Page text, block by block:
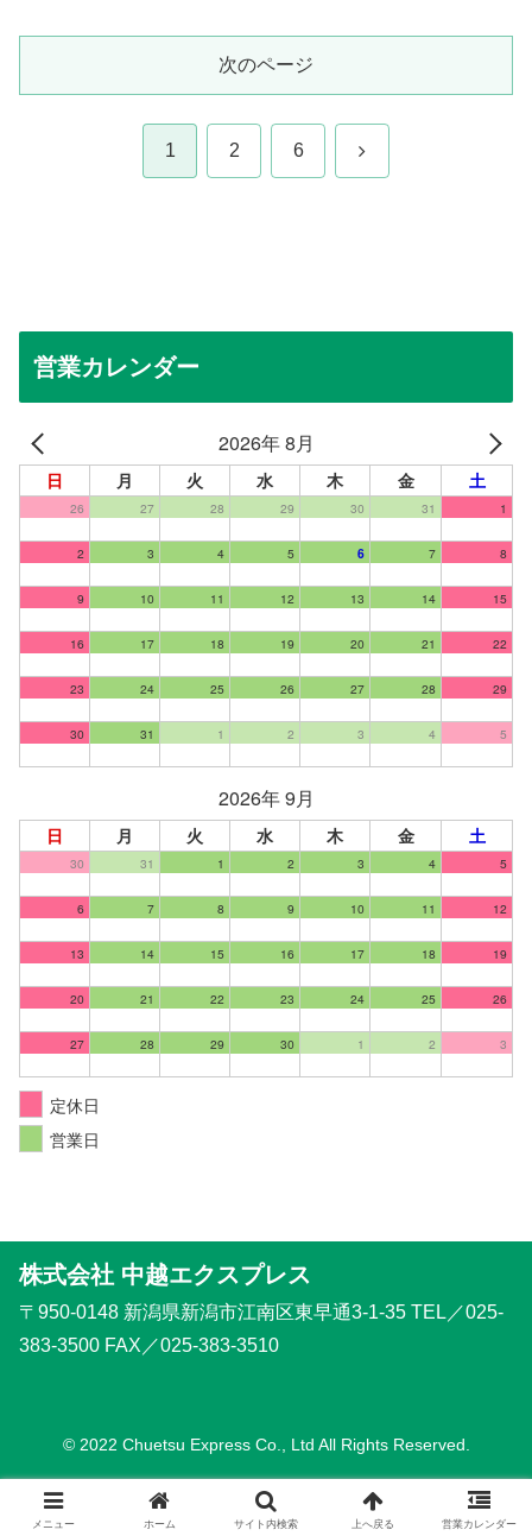
次のページ
1 2 6 次
営業カレンダー
2026年 8月
日 月 火 水 木 金 土
26 27 28 29 30 31 1
2 3 4 5 6 7 8
9 10 11 12 13 14 15
16 17 18 19 20 21 22
23 24 25 26 27 28 29
30 31 1 2 3 4 5
2026年 9月
日 月 火 水 木 金 土
30 31 1 2 3 4 5
6 7 8 9 10 11 12
13 14 15 16 17 18 19
20 21 22 23 24 25 26
27 28 29 30 1 2 3
定休日
営業日
株式会社 中越エクスプレス
〒950-0148 新潟県新潟市江南区東早通3-1-35 TEL／025-
383-3500 FAX／025-383-3510
© 2022 Chuetsu Express Co., Ltd All Rights Reserved.
メニュー ホーム サイト内検索 上へ戻る 営業カレンダー